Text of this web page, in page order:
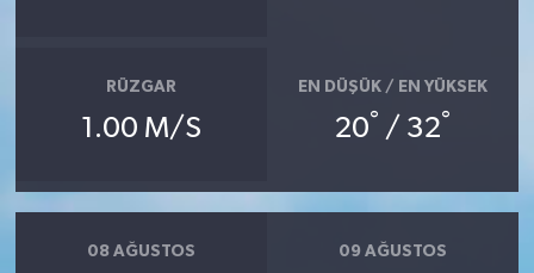
RÜZGAR
1.00 M/S
EN DÜŞÜK / EN YÜKSEK
20° / 32°
08 AĞUSTOS 09 AĞUSTOS